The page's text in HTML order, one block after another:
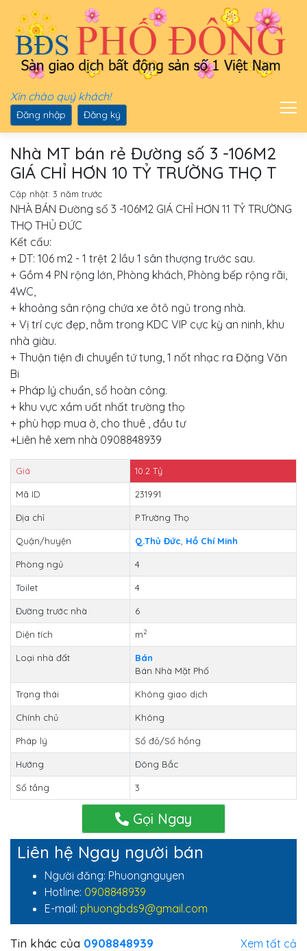
Xin chào quý khách!
Đăng nhập Đăng ký
Nhà MT bán rẻ Đường số 3 -106M2
GIÁ CHỈ HƠN 10 TỶ TRƯỜNG THỌ T
Cập nhật: 3 năm trước
NHÀ BÁN Đường số 3 -106M2 GIÁ CHỈ HƠN 11 TỶ TRƯỜNG
THỌ THỦ ĐỨC
Kết cấu:
+ DT: 106 m2 - 1 trệt 2 lầu 1 sân thượng trước sau.
+ Gồm 4 PN rộng lớn, Phòng khách, Phòng bếp rộng rãi,
4WC,
+ khoảng sân rộng chứa xe ôtô ngủ trong nhà.
+ Vị trí cực đẹp, nằm trong KDC VIP cực kỳ an ninh, khu
nhà giàu.
+ Thuận tiện đi chuyển tứ tung, 1 nốt nhạc ra Đặng Văn
Bi
+ Pháp lý chuẩn, sổ hoàn công.
+ khu vực xầm uất nhất trường thọ
+ phù hợp mua ở, cho thuê , đầu tư
+Liên hê xem nhà 0908848939
Giá 10.2 Tỷ
Mã ID 231991
Địa chỉ P.Trường Thọ
Quận/huyện Q.Thủ Đức Hồ Chí Minh
Phòng ngủ 4
Toilet 4
Đường trước nhà 6
Diện tích m2
Loại nhà đất
Bán
Bán Nhà Mặt Phố
Trạng thái Không giao dịch
Chính chủ Không
Pháp lý Sổ đỏ/Sổ hồng
Hướng Đông Bắc
Số tầng 3
Gọi Ngay
Liên hệ Ngay người bán
Người đăng: Phuongnguyen
Hotline: 0908848939
E-mail: phuongbds9@gmail.com
Tin khác của 0908848939 Xem tất cả